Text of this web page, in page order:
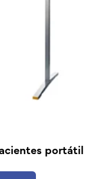
portátil